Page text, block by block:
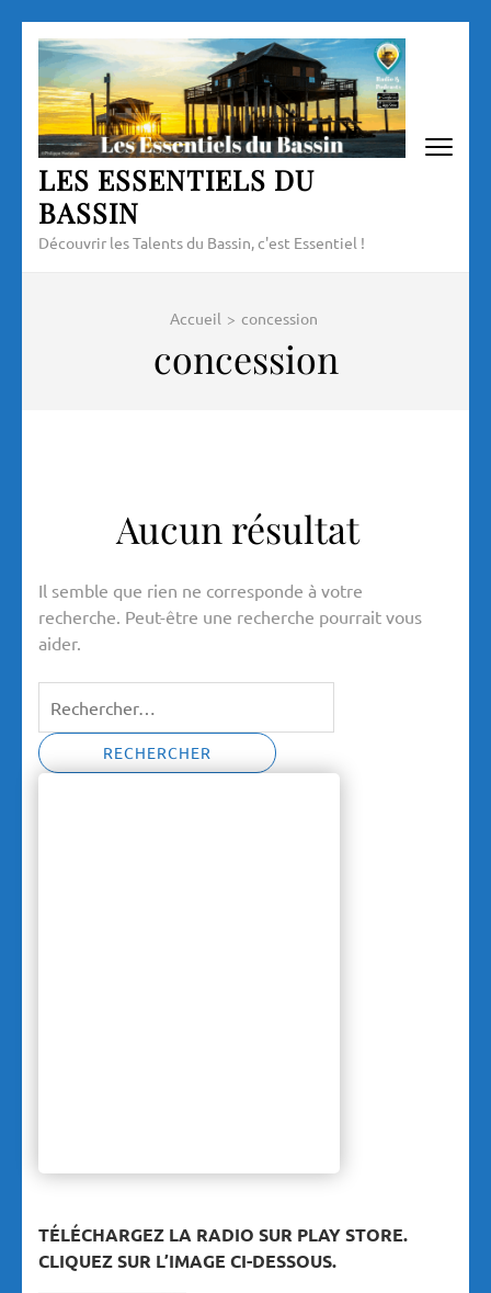
Aller
contenu
(Pressez
Entrée)
LES ESSENTIELS DU
BASSIN
Découvrir les Talents du Bassin, c'est Essentiel !
Accueil > concession
concession
Aucun résultat
Il semble que rien ne corresponde à votre
recherche. Peut-être une recherche pourrait vous
aider.
TÉLÉCHARGEZ LA RADIO SUR PLAY STORE.
CLIQUEZ SUR L’IMAGE CI-DESSOUS.